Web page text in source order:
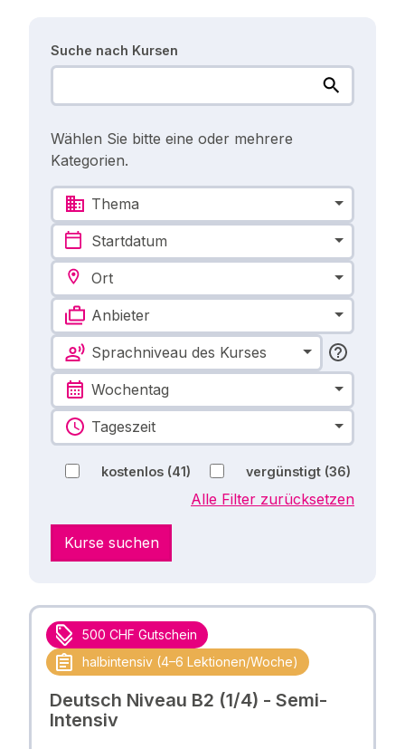
Suche nach Kursen
Wählen Sie bitte eine oder mehrere
Kategorien.
Thema
Startdatum
Ort
Anbieter
Sprachniveau des Kurses
Wochentag
Tageszeit
kostenlos (41) vergünstigt (36)
Alle Filter zurücksetzen
Kurse suchen
500 CHF Gutschein
halbintensiv (4–6 Lektionen/Woche)
Deutsch Niveau B2 (1/4) - Semi-
Intensiv